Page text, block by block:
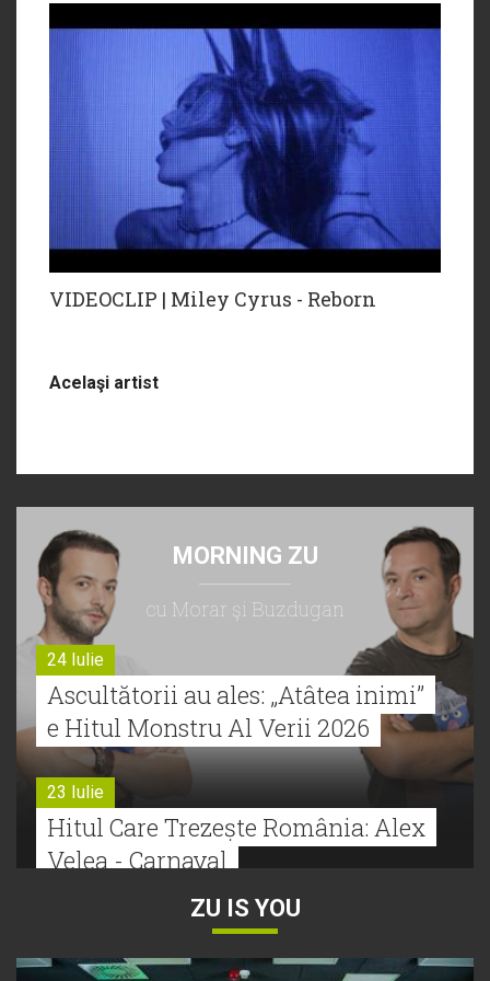
VIDEOCLIP | Miley Cyrus - Reborn
Acelaşi artist
MORNING ZU
cu Morar şi Buzdugan
24 Iulie
Ascultătorii au ales: „Atâtea inimi”
e Hitul Monstru Al Verii 2026
23 Iulie
Hitul Care Trezește România: Alex
Velea - Carnaval
Bătălie strânsă la Hitul Monstru Al
ZU IS YOU